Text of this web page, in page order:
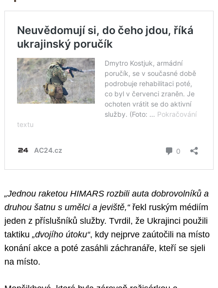
„Jednou raketou HIMARS rozbili auta dobrovolníků a
druhou šatnu s umělci a jeviště,“řekl ruským médiím
jeden z příslušníků služby. Tvrdil, že Ukrajinci použili
taktiku „dvojího útoku“, kdy nejprve zaútočili na místo
konání akce a poté zasáhli záchranáře, kteří se sjeli
na místo.